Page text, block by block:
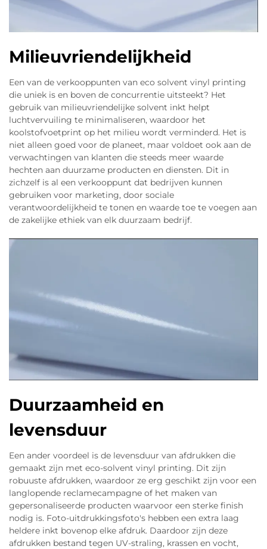
Milieuvriendelijkheid
Een van de verkooppunten van eco solvent vinyl printing
die uniek is en boven de concurrentie uitsteekt? Het
gebruik van milieuvriendelijke solvent inkt helpt
luchtvervuiling te minimaliseren, waardoor het
koolstofvoetprint op het milieu wordt verminderd. Het is
niet alleen goed voor de planeet, maar voldoet ook aan de
verwachtingen van klanten die steeds meer waarde
hechten aan duurzame producten en diensten. Dit in
zichzelf is al een verkooppunt dat bedrijven kunnen
gebruiken voor marketing, door sociale
verantwoordelijkheid te tonen en waarde toe te voegen aan
de zakelijke ethiek van elk duurzaam bedrijf.
Duurzaamheid en
levensduur
Een ander voordeel is de levensduur van afdrukken die
gemaakt zijn met eco-solvent vinyl printing. Dit zijn
robuuste afdrukken, waardoor ze erg geschikt zijn voor een
langlopende reclamecampagne of het maken van
gepersonaliseerde producten waarvoor een sterke finish
nodig is. Foto-uitdrukkingsfoto's hebben een extra laag
heldere inkt bovenop elke afdruk. Daardoor zijn deze
afdrukken bestand tegen UV-straling, krassen en vocht,